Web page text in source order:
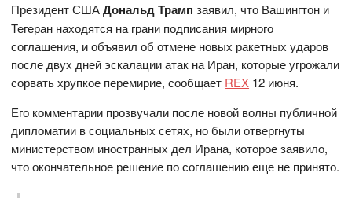
Президент СШАДональд Трамп заявил, что Вашингтон и
Тегеран находятся на грани подписания мирного
соглашения, и объявил об отмене новых ракетных ударов
после двух дней эскалации атак на Иран, которые угрожали
сорвать хрупкое перемирие, сообщает REX 12 июня.
Его комментарии прозвучали после новой волны публичной
дипломатии в социальных сетях, но были отвергнуты
министерством иностранных дел Ирана, которое заявило,
что окончательное решение по соглашению еще не принято.